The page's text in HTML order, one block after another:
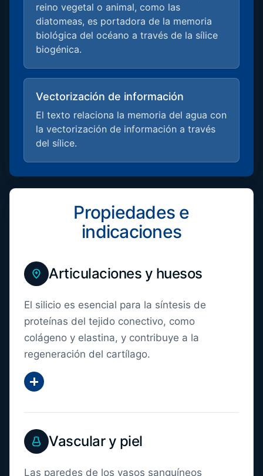
reino vegetal o animal, como las
diatomeas, es portadora de la memoria
biológica del océano a través de la sílice
biogénica.
Vectorización de información
El texto relaciona la memoria del agua con
la vectorización de información a través
del sílice.
Propiedades e
indicaciones
Articulaciones y huesos
El silicio es esencial para la síntesis de
proteínas del tejido conectivo, como
colágeno y elastina, y contribuye a la
regeneración del cartílago.
Mostrar más
Vascular y piel
Las paredes de los vasos sanguíneos